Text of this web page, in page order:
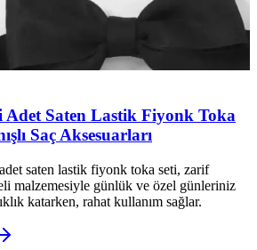
Adet Saten Lastik Fiyonk Toka
Saç Aksesuarları
saten lastik fiyonk toka seti, zarif
malzemesiyle günlük ve özel günleriniz
katarken, rahat kullanım sağlar.